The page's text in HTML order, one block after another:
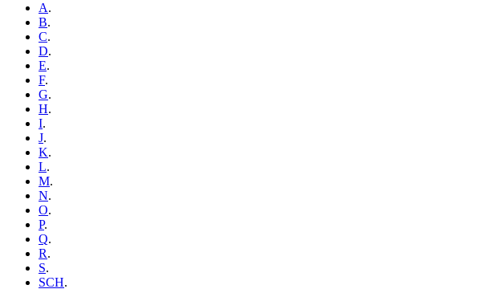
A.
B.
C.
D.
E.
F.
G.
H.
I.
J.
K.
L.
M.
N.
O.
P.
Q.
R.
S.
SCH.